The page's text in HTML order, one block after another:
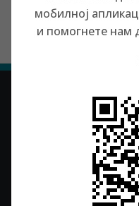
Каролина из Ваљева
Драгана Влашковић из
мобилној
и помогнете